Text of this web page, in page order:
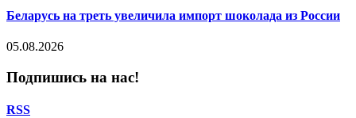
Беларусь на треть увеличила импорт шоколада из России
05.08.2026
Подпишись на нас!
RSS